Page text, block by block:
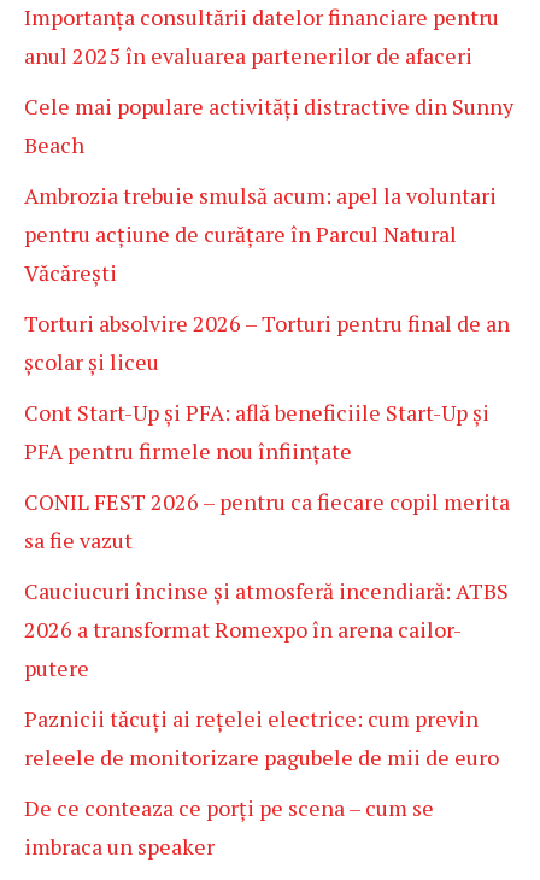
Importanța consultării datelor financiare pentru
anul 2025 în evaluarea partenerilor de afaceri
Cele mai populare activități distractive din Sunny
Beach
Ambrozia trebuie smulsă acum: apel la voluntari
pentru acțiune de curățare în Parcul Natural
Văcărești
Torturi absolvire 2026 – Torturi pentru final de an
școlar și liceu
Cont Start-Up și PFA: află beneficiile Start-Up și
PFA pentru firmele nou înființate
CONIL FEST 2026 – pentru ca fiecare copil merita
sa fie vazut
Cauciucuri încinse și atmosferă incendiară: ATBS
2026 a transformat Romexpo în arena cailor-
putere
Paznicii tăcuți ai rețelei electrice: cum previn
releele de monitorizare pagubele de mii de euro
De ce conteaza ce porți pe scena – cum se
imbraca un speaker